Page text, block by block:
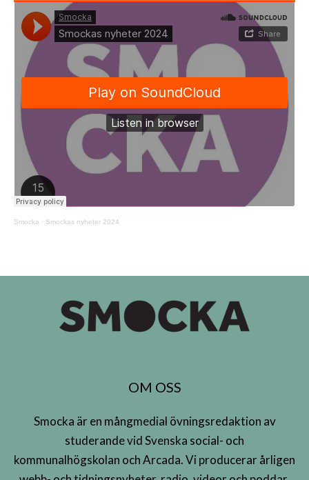
Smocka · Smockas nyheter 2024
OM OSS
Smocka är en mångmedial övningsredaktion av
studerande vid Svenska social- och
kommunalhögskolan och Arcada. Vi producerar årligen